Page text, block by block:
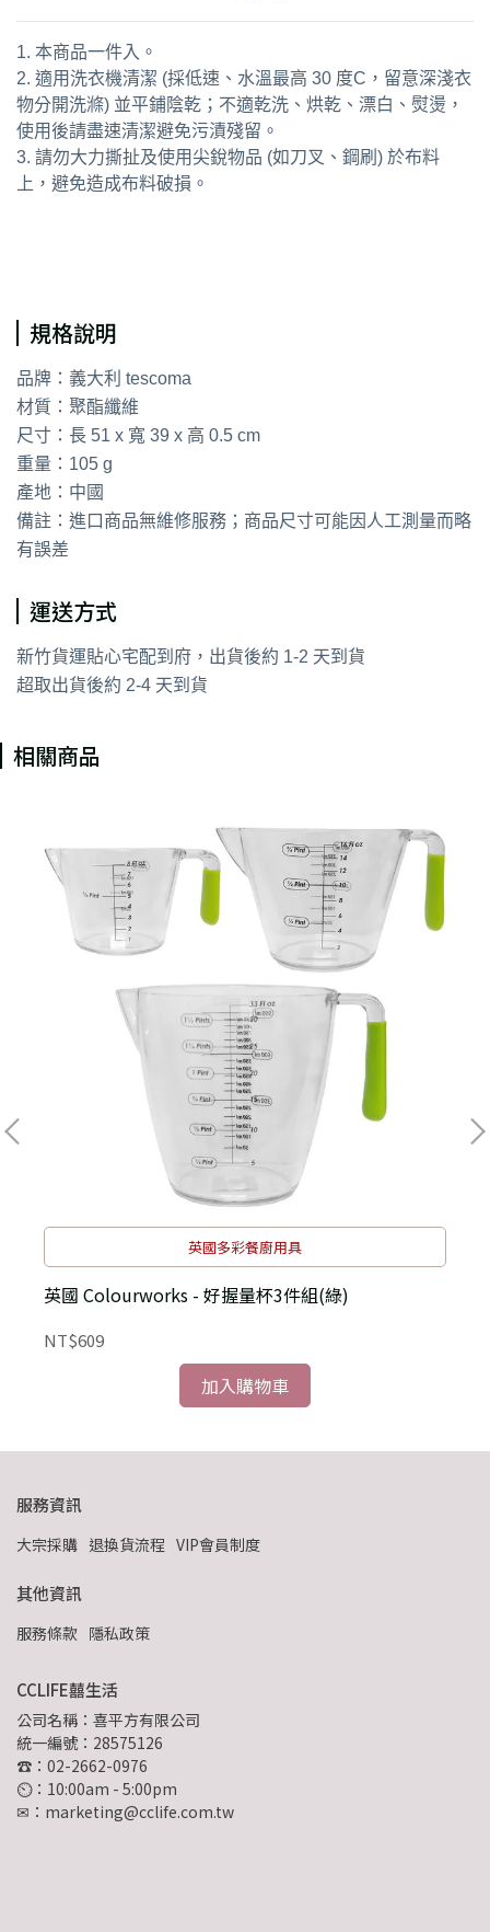
1. 本商品一件入。
2. 適用洗衣機清潔 (採低速、水溫最高 30 度C，留意深淺衣
物分開洗滌) 並平鋪陰乾；不適乾洗、烘乾、漂白、熨燙，
使用後請盡速清潔避免污漬殘留。
3. 請勿大力撕扯及使用尖銳物品 (如刀叉、鋼刷) 於布料
上，避免造成布料破損。
規格說明
品牌：義大利 tescoma
材質：聚酯纖維
尺寸：長 51 x 寬 39 x 高 0.5 cm
重量：105 g
產地：中國
備註：進口商品無維修服務；商品尺寸可能因人工測量而略
有誤差
運送方式
新竹貨運貼心宅配到府，出貨後約 1-2 天到貨
超取出貨後約 2-4 天到貨
相關商品
英國多彩餐廚用具
英國 Colourworks - 好握量杯3件組(綠)
NT$609
加入購物車
服務資訊
大宗採購 退換貨流程 VIP會員制度
其他資訊
服務條款 隱私政策
CCLIFE囍生活
公司名稱：喜平方有限公司
統一編號：28575126
☎：02-2662-0976
⏲︎：10:00am - 5:00pm
✉：marketing@cclife.com.tw